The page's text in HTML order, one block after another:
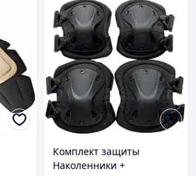
Комплект защиты
Наколенники +